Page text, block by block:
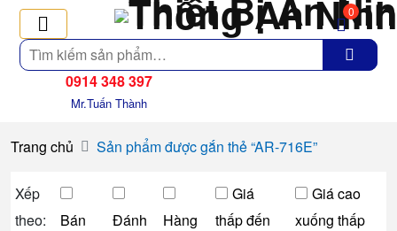
Tìm
kiếm
0
0914 348 397
Mr.Tuấn Thành
Trang chủ Sản phẩm được gắn thẻ “AR-716E”
Xếp
theo:
Bán
Đánh
Hàng
Giá
thấp đến
Giá cao
xuống thấp